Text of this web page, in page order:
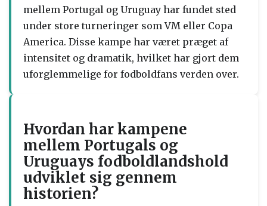
mellem Portugal og Uruguay har fundet sted
under store turneringer som VM eller Copa
America. Disse kampe har været præget af
intensitet og dramatik, hvilket har gjort dem
uforglemmelige for fodboldfans verden over.
Hvordan har kampene
mellem Portugals og
Uruguays fodboldlandshold
udviklet sig gennem
historien?